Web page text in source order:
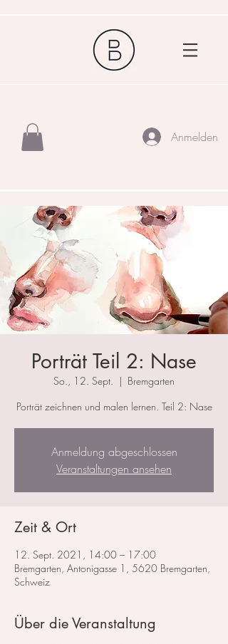
Anmelden
Porträt Teil 2: Nase
So., 12. Sept.
  |
Bremgarten
Porträt zeichnen und malen lernen. Teil 2: Nase
Anmeldung abgeschlossen
Veranstaltungen ansehen
Zeit & Ort
12. Sept. 2021, 14:00 – 17:00
Bremgarten, Antonigasse 1, 5620 Bremgarten,
Schweiz
Über die Veranstaltung